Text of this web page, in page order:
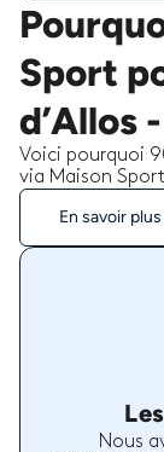
Sport
d’Allos
Voici pourquoi
via Maison
En savoir
Nous